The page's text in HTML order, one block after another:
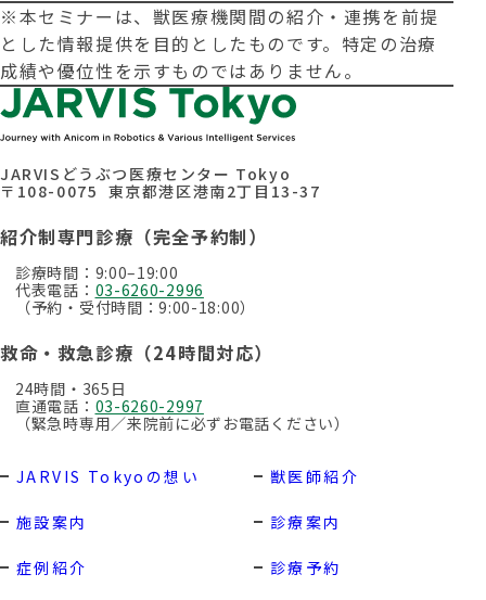
※本セミナーは、獣医療機関間の紹介・連携を前提
とした情報提供を目的としたものです。特定の治療
成績や優位性を示すものではありません。
JARVISどうぶつ医療センター Tokyo
〒108-0075 東京都港区港南2丁目13-37
紹介制専門診療（完全予約制）
診療時間：9:00–19:00
代表電話： 03-6260-2996
（予約・受付時間：9:00-18:00）
救命・救急診療（24時間対応）
24時間・365日
直通電話： 03-6260-2997
（緊急時専用／来院前に必ずお電話ください）
JARVIS Tokyoの想い 獣医師紹介
施設案内 診療案内
症例紹介 診療予約